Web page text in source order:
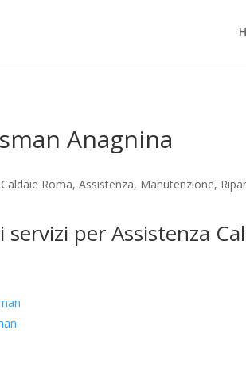
Anagnina
Roma, Assistenza, Manutenzione,
per Assistenza